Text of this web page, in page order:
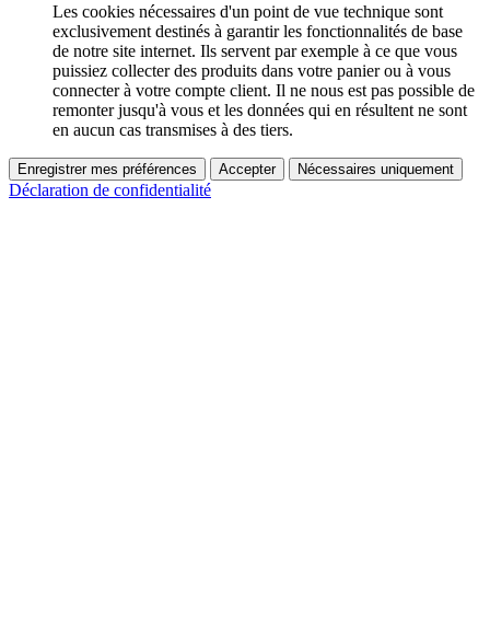
Les cookies nécessaires d'un point de vue technique sont
exclusivement destinés à garantir les fonctionnalités de base
de notre site internet. Ils servent par exemple à ce que vous
puissiez collecter des produits dans votre panier ou à vous
connecter à votre compte client. Il ne nous est pas possible de
remonter jusqu'à vous et les données qui en résultent ne sont
en aucun cas transmises à des tiers.
Enregistrer mes préférences Accepter Nécessaires uniquement
Déclaration de confidentialité